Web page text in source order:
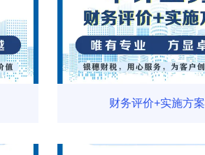
财务评价+实施方案